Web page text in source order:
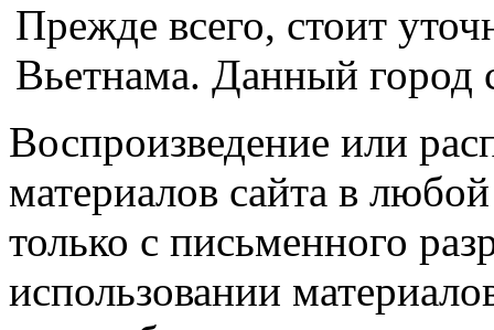
Прежде всего, стоит
Вьетнама. Данный город
Воспроизведение или
материалов сайта в
только с письменного
использовании